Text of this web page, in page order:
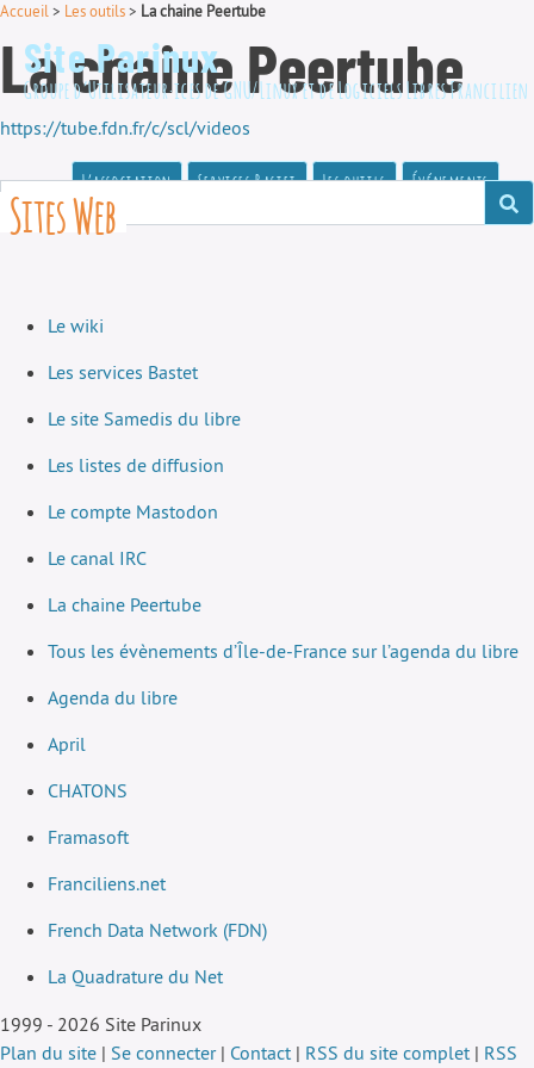
Site Parinux
Groupe d’Utilisateur·ices de GNU/Linux et de Logiciels Libres Francilien
L’association Services Bastet Les outils Événements
Accueil > Les outils> La chaine Peertube
La chaine Peertube
https://tube.fdn.fr/c/scl/videos
Sites Web
Le wiki
Les services Bastet
Le site Samedis du libre
Les listes de diffusion
Le compte Mastodon
Le canal IRC
La chaine Peertube
Tous les évènements d’Île-de-France sur l’agenda du libre
Agenda du libre
April
CHATONS
Framasoft
Franciliens.net
French Data Network (FDN)
La Quadrature du Net
1999 - 2026 Site Parinux
Plan du site | Se connecter| Contact | RSS du site complet | RSS